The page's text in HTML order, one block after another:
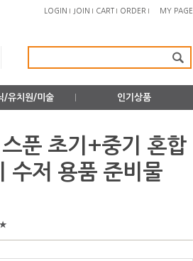
LOGIN JOIN CART ORDER MY PAGE
/유치원/미술 인기상품
푼 초기+중기 혼합
수저 용품 준비물